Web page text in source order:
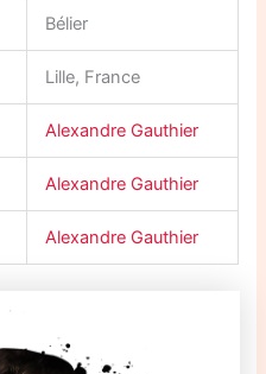
Bélier
Lille, France
Alexandre Gauthier
Alexandre Gauthier
Alexandre Gauthier